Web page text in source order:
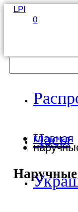
LPI
0
Часы
главная